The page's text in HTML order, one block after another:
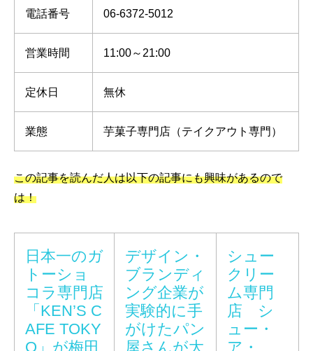
電話番号 06-6372-5012
営業時間 11:00～21:00
定休日 無休
業態 芋菓子専門店（テイクアウト専門）
この記事を読んだ人は以下の記事にも興味があるので
は！
日本一のガ
トーショ
コラ専門店
「KEN’S C
AFE TOKY
O」が梅田
デザイン・
ブランディ
ング企業が
実験的に手
がけたパン
屋さんが大
シュー
クリー
ム専門
店 シ
ュー・
ア・